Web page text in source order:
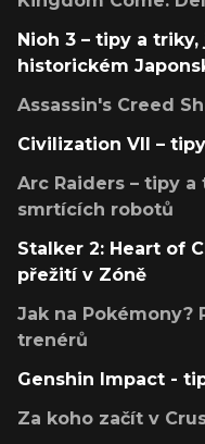
Nioh 3 – tipy a
historickém
Assassin's Creed
Civilization VII –
Arc Raiders – tipy
smrtících robotů
Stalker 2: Heart of
přežití v Zóně
Jak na Pokémony?
trenérů
Genshin Impact -
Za koho začít v